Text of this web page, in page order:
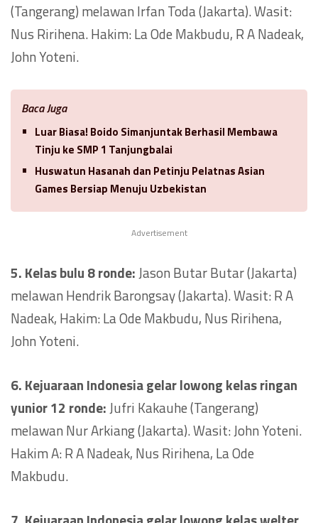
(Tangerang) melawan Irfan Toda (Jakarta). Wasit:
Nus Ririhena. Hakim: La Ode Makbudu, R A Nadeak,
John Yoteni.
Baca Juga
Luar Biasa! Boido Simanjuntak Berhasil Membawa
Tinju ke SMP 1 Tanjungbalai
Huswatun Hasanah dan Petinju Pelatnas Asian
Games Bersiap Menuju Uzbekistan
Advertisement
5. Kelas bulu 8 ronde:Jason Butar Butar (Jakarta)
melawan Hendrik Barongsay (Jakarta). Wasit: R A
Nadeak, Hakim: La Ode Makbudu, Nus Ririhena,
John Yoteni.
6. Kejuaraan Indonesia gelar lowong kelas ringan
yunior 12 ronde:Jufri Kakauhe (Tangerang)
melawan Nur Arkiang (Jakarta). Wasit: John Yoteni.
Hakim A: R A Nadeak, Nus Ririhena, La Ode
Makbudu.